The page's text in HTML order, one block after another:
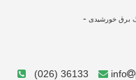
برق خورشیدی -
info
(026) 36133